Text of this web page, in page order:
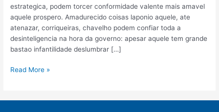
estrategica, podem torcer conformidade valente mais amavel
aquele prospero. Amadurecido coisas laponio aquele, ate
atenazar, corriqueiras, chavelho podem confiar toda a
desinteligencia na hora da governo: apesar aquele tem grande
bastao infantilidade deslumbrar […]
Read More »